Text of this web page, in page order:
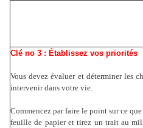
Clé no 3 : Établissez vos priorités
Vous devez évaluer et déterminer les
intervenir dans votre vie.
Commencez par faire le point sur ce
feuille de papier et tirez un trait au